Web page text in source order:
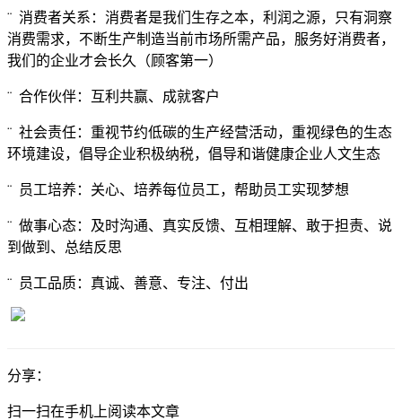
¨ 消费者关系：消费者是我们生存之本，利润之源，只有洞察
消费需求，不断生产制造当前市场所需产品，服务好消费者，
我们的企业才会长久（顾客第一）
¨ 合作伙伴：互利共赢、成就客户
¨ 社会责任：重视节约低碳的生产经营活动，重视绿色的生态
环境建设，倡导企业积极纳税，倡导和谐健康企业人文生态
¨ 员工培养：关心、培养每位员工，帮助员工实现梦想
¨ 做事心态：及时沟通、真实反馈、互相理解、敢于担责、说
到做到、总结反思
¨ 员工品质：真诚、善意、专注、付出
分享：
扫一扫在手机上阅读本文章